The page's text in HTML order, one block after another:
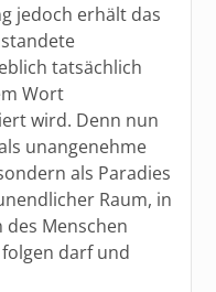
jedoch erhält das
tatsächlich
Wort
wird. Denn nun
unangenehme
als Paradies
Raum, in
des Menschen
darf und